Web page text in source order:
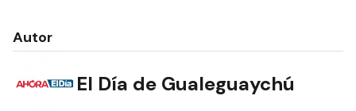
Autor
El Día de Gualeguaychú